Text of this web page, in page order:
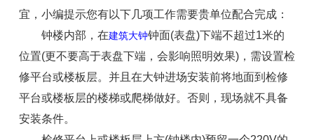
宜，小编提示您有以下几项工作需要贵单位配合完成：
钟楼内部，在建筑大钟钟面(表盘)下端不超过1米的
位置(更不要高于表盘下端，会影响照明效果)，需设置检
修平台或楼板层。并且在大钟进场安装前将地面到检修
平台或楼板层的楼梯或爬梯做好。否则，现场就不具备
安装条件。